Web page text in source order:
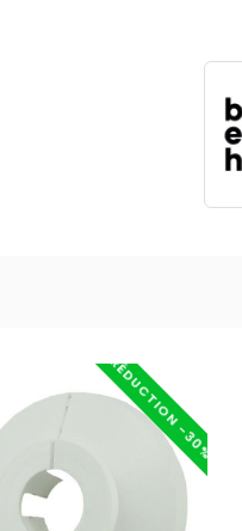
RÉDUCTION -30%